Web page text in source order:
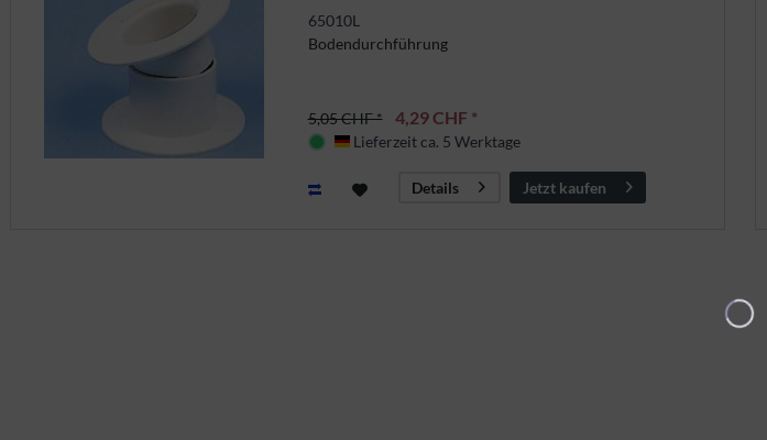
65010L
Bodendurchführung
5,05 CHF * 4,29 CHF *
Deutschland
Lieferzeit ca. 5 Werktage
Details Jetzt kaufen